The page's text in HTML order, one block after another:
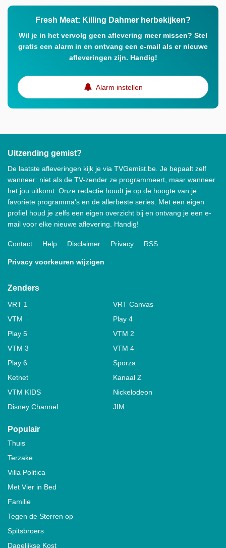
Fresh Meat: Killing Dahmer herbekijken?
Wil je in het vervolg geen aflevering meer missen? Stel
gratis een alarm in en ontvang een e-mail als er nieuwe
afleveringen zijn. Handig!
Alarm instellen
Uitzending gemist?
De laatste afleveringen kijk je via TVGemist.be. Je bepaalt zelf
wanneer: niet als de TV-zender ze programmeert, maar wanneer
het jou uitkomt. Onze redactie houdt je op de hoogte van je
favoriete programma's en de allerbeste series. Met een eigen
profiel houd je zelfs een eigen overzicht bij en ontvang je een e-
mail voor elke nieuwe aflevering. Handig!
Contact Help Disclaimer Privacy RSS
Privacy voorkeuren wijzigen
Zenders
VRT 1
VRT Canvas
VTM
Play 4
Play 5
VTM 2
VTM 3
VTM 4
Play 6
Sporza
Ketnet
Kanaal Z
VTM KIDS
Nickelodeon
Disney Channel
JIM
Populair
Thuis
Terzake
Villa Politica
Met Vier in Bed
Familie
Tegen de Sterren op
Spitsbroers
Dagelijkse Kost